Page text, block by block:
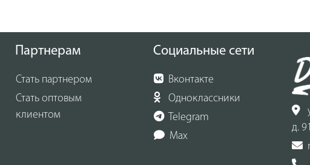
Партнерам
Стать партнером
Стать оптовым
клиентом
Социальные сети
Вконтакте
Одноклассники
Telegram
Max
д.